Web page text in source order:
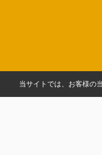
当サイトでは、お客様の